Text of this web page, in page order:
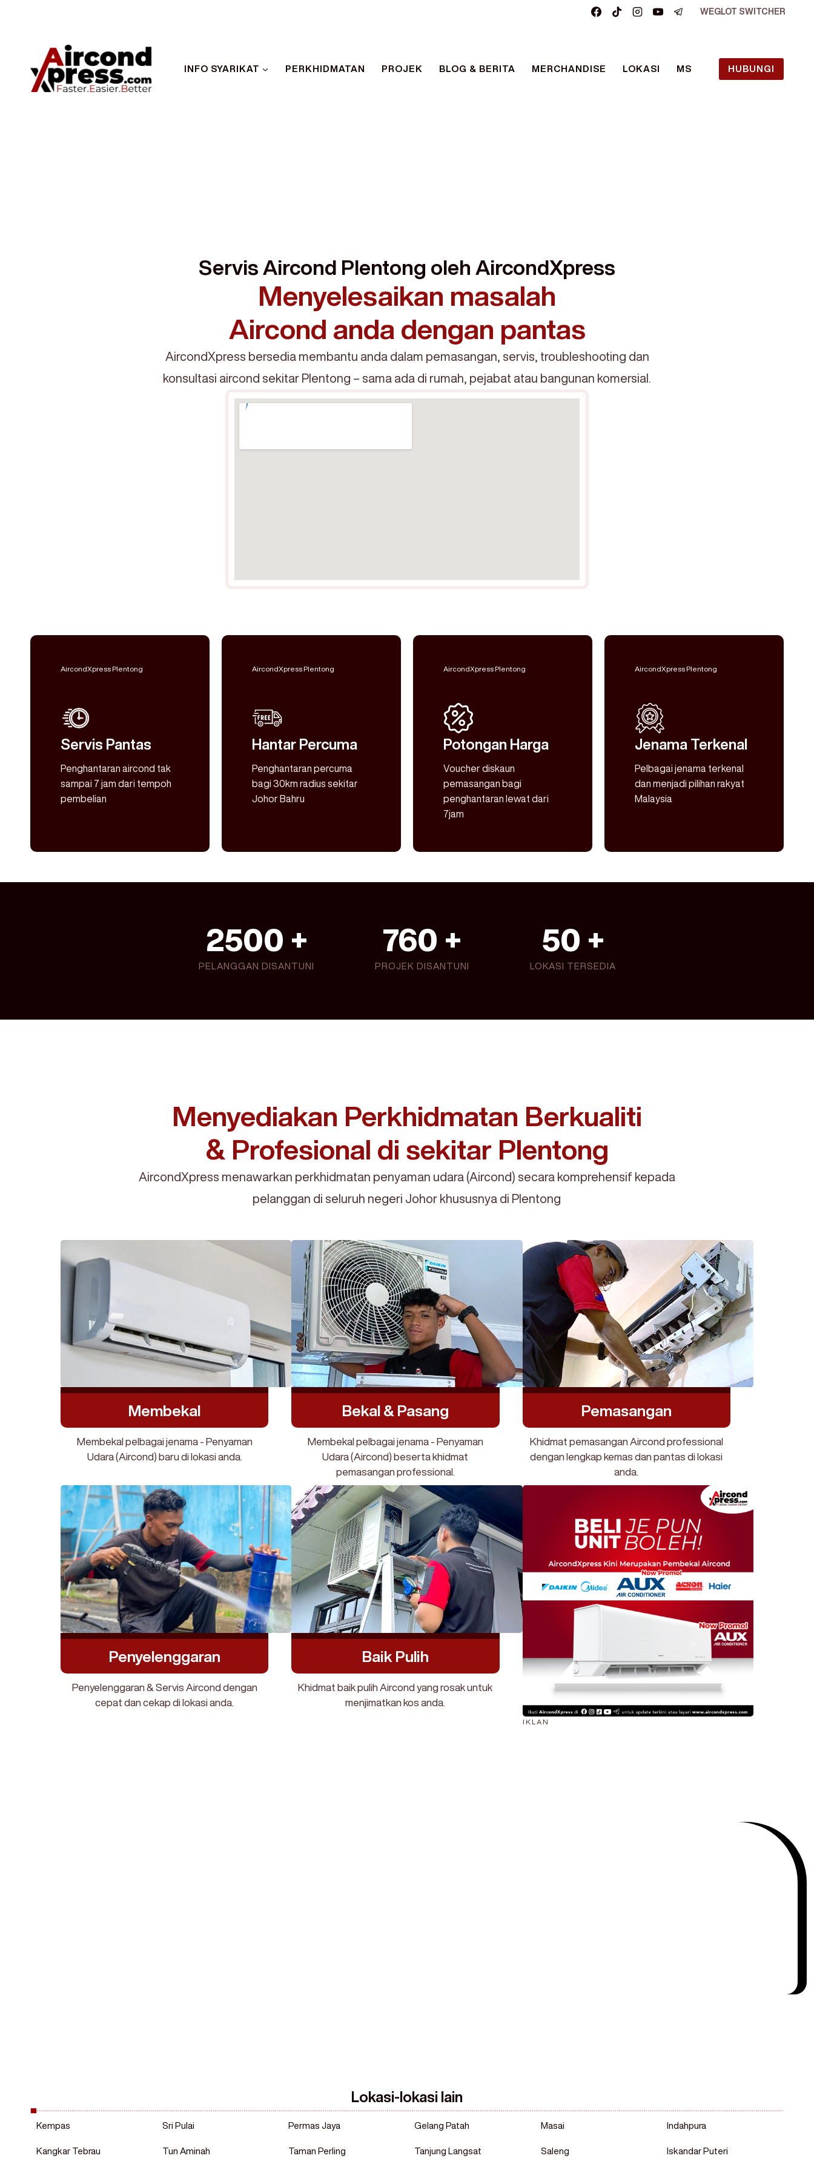
WEGLOT SWITCHER
INFO SYARIKAT PERKHIDMATAN PROJEK BLOG & BERITA MERCHANDISE LOKASI MS HUBUNGI
Servis Aircond Plentong oleh AircondXpress
Menyelesaikan masalah
Aircond anda dengan pantas
AircondXpress bersedia membantu anda dalam pemasangan, servis, troubleshooting dan
konsultasi aircond sekitar Plentong – sama ada di rumah, pejabat atau bangunan komersial.
AircondXpress Plentong
Servis Pantas
Penghantaran aircond tak
sampai 7 jam dari tempoh
pembelian
AircondXpress Plentong
Hantar Percuma
Penghantaran percuma
bagi 30km radius sekitar
Johor Bahru
AircondXpress Plentong
Potongan Harga
Voucher diskaun
pemasangan bagi
penghantaran lewat dari
7jam
AircondXpress Plentong
Jenama Terkenal
Pelbagai jenama terkenal
dan menjadi pilihan rakyat
Malaysia
PELANGGAN DISANTUNI
2500 +
PROJEK DISANTUNI
760 +
LOKASI TERSEDIA
50 +
Menyediakan Perkhidmatan Berkualiti
& Profesional di sekitar Plentong
AircondXpress menawarkan perkhidmatan penyaman udara (Aircond) secara komprehensif kepada
pelanggan di seluruh negeri Johor khususnya di Plentong
Membekal
Membekal pelbagai jenama - Penyaman
Udara (Aircond) baru di lokasi anda.
Bekal & Pasang
Membekal pelbagai jenama - Penyaman
Udara (Aircond) beserta khidmat
pemasangan professional.
Pemasangan
Khidmat pemasangan Aircond professional
dengan lengkap kemas dan pantas di lokasi
anda.
Penyelenggaran
Penyelenggaran & Servis Aircond dengan
cepat dan cekap di lokasi anda.
Baik Pulih
Khidmat baik pulih Aircond yang rosak untuk
menjimatkan kos anda.
IKLAN
Lokasi-lokasi lain
Kempas Sri Pulai Permas Jaya Gelang Patah Masai Indahpura
Kangkar Tebrau Tun Aminah Taman Perling Tanjung Langsat Saleng Iskandar Puteri